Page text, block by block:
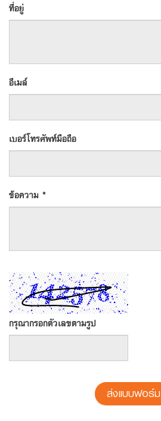
ที่อยู่
อีเมล์
เบอร์โทรศัพท์มือถือ
ข้อความ *
กรุณากรอกตัวเลขตามรูป
ส่งแบบฟอร์ม